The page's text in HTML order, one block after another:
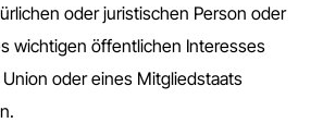
oder juristischen Person oder
wichtigen öffentlichen Interesses
oder eines Mitgliedstaats